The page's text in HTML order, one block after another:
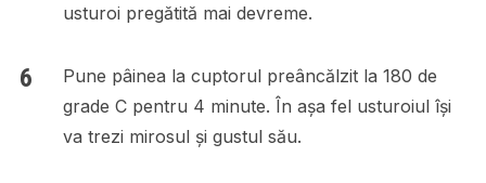
usturoi pregătită mai devreme.
Pune pâinea la cuptorul preâncălzit la 180 de
grade C pentru 4 minute. În așa fel usturoiul își
va trezi mirosul și gustul său.